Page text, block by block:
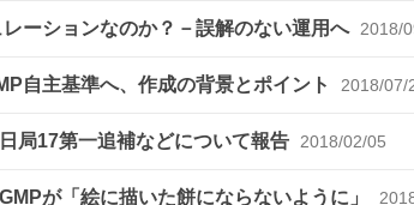
ーションなのか？－誤解のない運用へ 2018/
自主基準へ、作成の背景とポイント 2018/07/
局17第一追補などについて報告 2018/02/05
が「絵に描いた餅にならないように」